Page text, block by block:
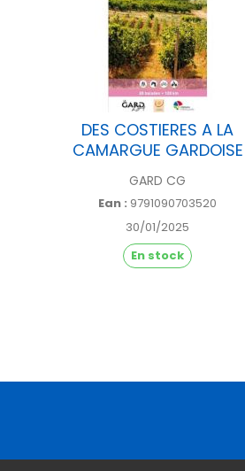
DES COSTIERES A LA
CAMARGUE GARDOISE
GARD CG
Ean : 9791090703520
30/01/2025
En stock